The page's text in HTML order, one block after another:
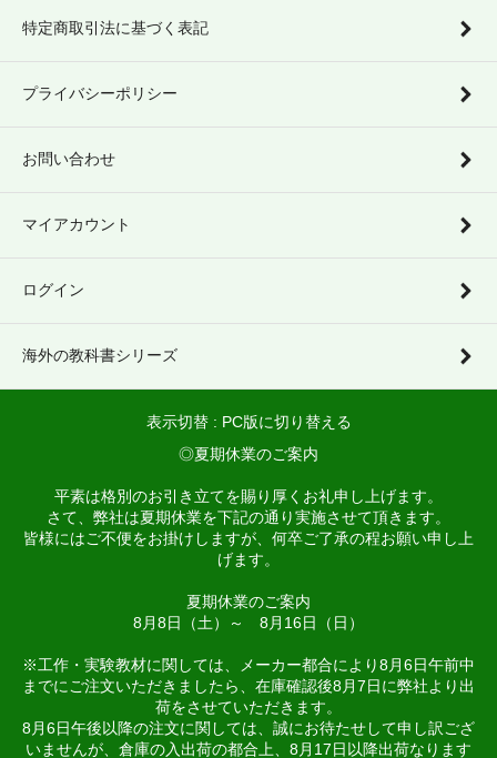
特定商取引法に基づく表記
プライバシーポリシー
お問い合わせ
マイアカウント
ログイン
海外の教科書シリーズ
表示切替 : PC版に切り替える
◎夏期休業のご案内
平素は格別のお引き立てを賜り厚くお礼申し上げます。
さて、弊社は夏期休業を下記の通り実施させて頂きます。
皆様にはご不便をお掛けしますが、何卒ご了承の程お願い申し上
げます。
夏期休業のご案内
8月8日（土）～ 8月16日（日）
※工作・実験教材に関しては、メーカー都合により8月6日午前中
までにご注文いただきましたら、在庫確認後8月7日に弊社より出
荷をさせていただきます。
8月6日午後以降の注文に関しては、誠にお待たせして申し訳ござ
いませんが、倉庫の入出荷の都合上、8月17日以降出荷なります